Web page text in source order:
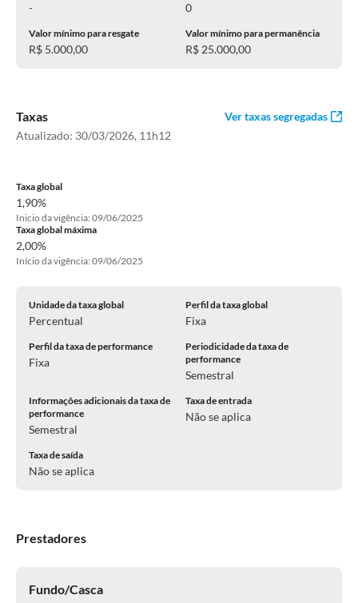
- 0
Valor mínimo para resgate
R$ 5.000,00
Valor mínimo para permanência
R$ 25.000,00
Taxas
Atualizado: 30/03/2026, 11h12
Ver taxas segregadas
Taxa global
1,90%
Inicio da vigência: 09/06/2025
Taxa global máxima
2,00%
Início da vigência: 09/06/2025
Unidade da taxa global
Percentual
Perfil da taxa global
Fixa
Perfil da taxa de performance
Fixa
Periodicidade da taxa de
performance
Semestral
Informações adicionais da taxa de
performance
Semestral
Taxa de entrada
Não se aplica
Taxa de saída
Não se aplica
Prestadores
Fundo/Casca